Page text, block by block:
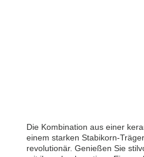
Die Kombination aus einer
einem starken Stabikorn-
revolutionär. Genießen Sie